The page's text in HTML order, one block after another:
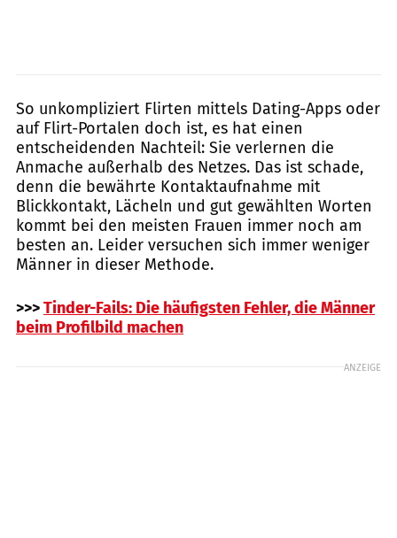
So unkompliziert Flirten mittels Dating-Apps oder
auf Flirt-Portalen doch ist, es hat einen
entscheidenden Nachteil: Sie verlernen die
Anmache außerhalb des Netzes. Das ist schade,
denn die bewährte Kontaktaufnahme mit
Blickkontakt, Lächeln und gut gewählten Worten
kommt bei den meisten Frauen immer noch am
besten an. Leider versuchen sich immer weniger
Männer in dieser Methode.
>>>Tinder-Fails: Die häufigsten Fehler, die Männer
beim Profilbild machen
ANZEIGE